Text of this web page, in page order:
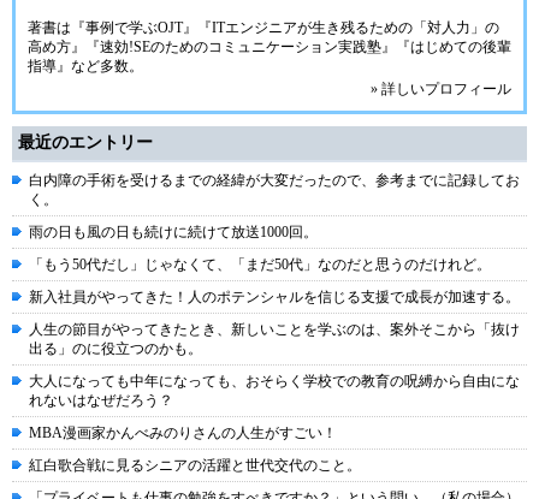
著書は『事例で学ぶOJT』『ITエンジニアが生き残るための「対人力」の
高め方』『速効!SEのためのコミュニケーション実践塾』『はじめての後輩
指導』など多数。
» 詳しいプロフィール
最近のエントリー
白内障の手術を受けるまでの経緯が大変だったので、参考までに記録してお
く。
雨の日も風の日も続けに続けて放送1000回。
「もう50代だし」じゃなくて、「まだ50代」なのだと思うのだけれど。
新入社員がやってきた！人のポテンシャルを信じる支援で成長が加速する。
人生の節目がやってきたとき、新しいことを学ぶのは、案外そこから「抜け
出る」のに役立つのかも。
大人になっても中年になっても、おそらく学校での教育の呪縛から自由にな
れないはなぜだろう？
MBA漫画家かんべみのりさんの人生がすごい！
紅白歌合戦に見るシニアの活躍と世代交代のこと。